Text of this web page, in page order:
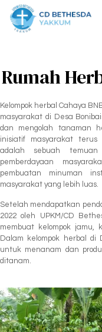
Rumah
Kelompok herbal Cahaya
masyarakat di Desa
dan mengolah tanaman
inisiatif masyarakat terus
adalah sebuah temuan
pemberdayaan
pembuatan minuman
masyarakat yang lebih luas.
Setelah mendapatkan
2022 oleh UPKM/CD
membuat kelompok jamu,
Dalam kelompok herbal di
untuk menanam dan
ditanam.